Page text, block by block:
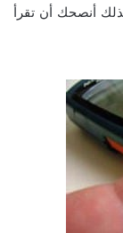
أنصحك أن تقرأ